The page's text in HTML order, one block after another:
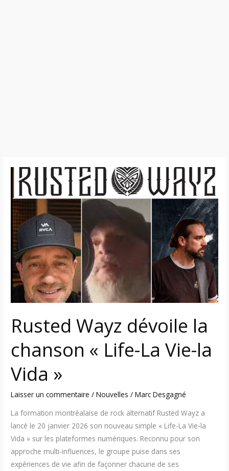
Rusted Wayz dévoile la
chanson « Life-La Vie-la
Vida »
Laisser un commentaire /Nouvelles /Marc Desgagné
La formation montréalaise de rock alternatif Rusted Wayz a
lancé le 20 janvier 2026 son nouveau simple « Life-La Vie-la
Vida » sur les plateformes numériques. Reconnu pour son
approche multi-influences, le groupe puise dans ses
expériences de vie afin de façonner chacune de ses
Rusted
Wayz
dévoile
la
chanson
«
Life-
La
Vie-
la
Vida